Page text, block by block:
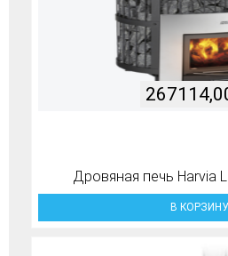
Дровяная печь Harvia
В КОРЗИНУ